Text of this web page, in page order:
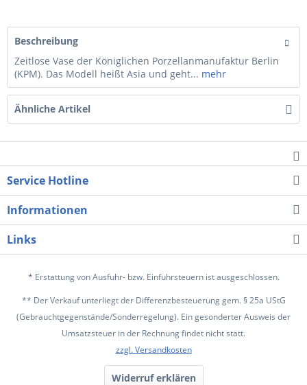
Beschreibung
Zeitlose Vase der Königlichen Porzellanmanufaktur Berlin
(KPM). Das Modell heißt Asia und geht... mehr
Ähnliche Artikel
Service Hotline
Informationen
Links
* Erstattung von Ausfuhr- bzw. Einfuhrsteuern ist ausgeschlossen.
** Der Verkauf unterliegt der Differenzbesteuerung gem. § 25a UStG
(Gebrauchtgegenstände/Sonderregelung). Ein gesonderter Ausweis der
Umsatzsteuer in der Rechnung findet nicht statt.
zzgl. Versandkosten
Widerruf erklären